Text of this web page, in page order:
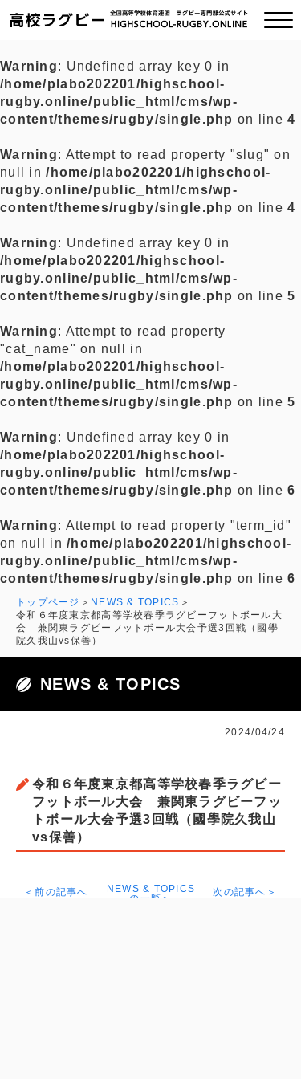
ご挨拶
全国チーム紹介
プライバシーポリシー
お問い合わせ
Warning: Undefined array key 0 in
/home/plabo202201/highschool-
rugby.online/public_html/cms/wp-
content/themes/rugby/single.php on line4
Warning: Attempt to read property "slug" on
null in/home/plabo202201/highschool-
rugby.online/public_html/cms/wp-
content/themes/rugby/single.php on line4
Warning: Undefined array key 0 in
/home/plabo202201/highschool-
rugby.online/public_html/cms/wp-
content/themes/rugby/single.php on line5
Warning: Attempt to read property
"cat_name" on null in
/home/plabo202201/highschool-
rugby.online/public_html/cms/wp-
content/themes/rugby/single.php on line5
Warning: Undefined array key 0 in
/home/plabo202201/highschool-
rugby.online/public_html/cms/wp-
content/themes/rugby/single.php on line6
Warning: Attempt to read property "term_id"
on null in/home/plabo202201/highschool-
rugby.online/public_html/cms/wp-
content/themes/rugby/single.php on line6
トップページ
NEWS & TOPICS
令和６年度東京都高等学校春季ラグビーフットボール大
会 兼関東ラグビーフットボール大会予選3回戦（國學
院久我山vs保善）
NEWS & TOPICS
2024/04/24
令和６年度東京都高等学校春季ラグビー
フットボール大会 兼関東ラグビーフッ
トボール大会予選3回戦（國學院久我山
vs保善）
＜前の記事へ
NEWS & TOPICS
の一覧へ
次の記事へ＞